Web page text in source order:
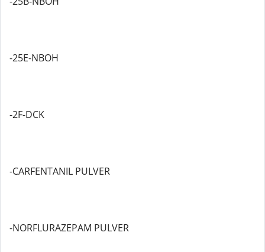
-25E-NBOH
-2F-DCK
-CARFENTANIL PULVER
-NORFLURAZEPAM PULVER